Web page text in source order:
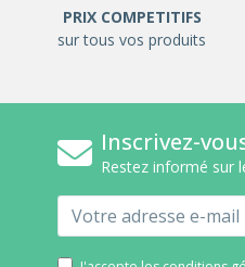
PRIX COMPETITIFS
sur tous vos produits
Inscrivez-
Restez informé sur
Email